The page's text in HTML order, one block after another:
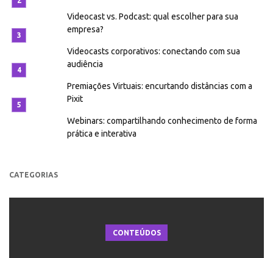
Videocast vs. Podcast: qual escolher para sua
empresa?
Videocasts corporativos: conectando com sua
audiência
Premiações Virtuais: encurtando distâncias com a
Pixit
Webinars: compartilhando conhecimento de forma
prática e interativa
CATEGORIAS
CONTEÚDOS